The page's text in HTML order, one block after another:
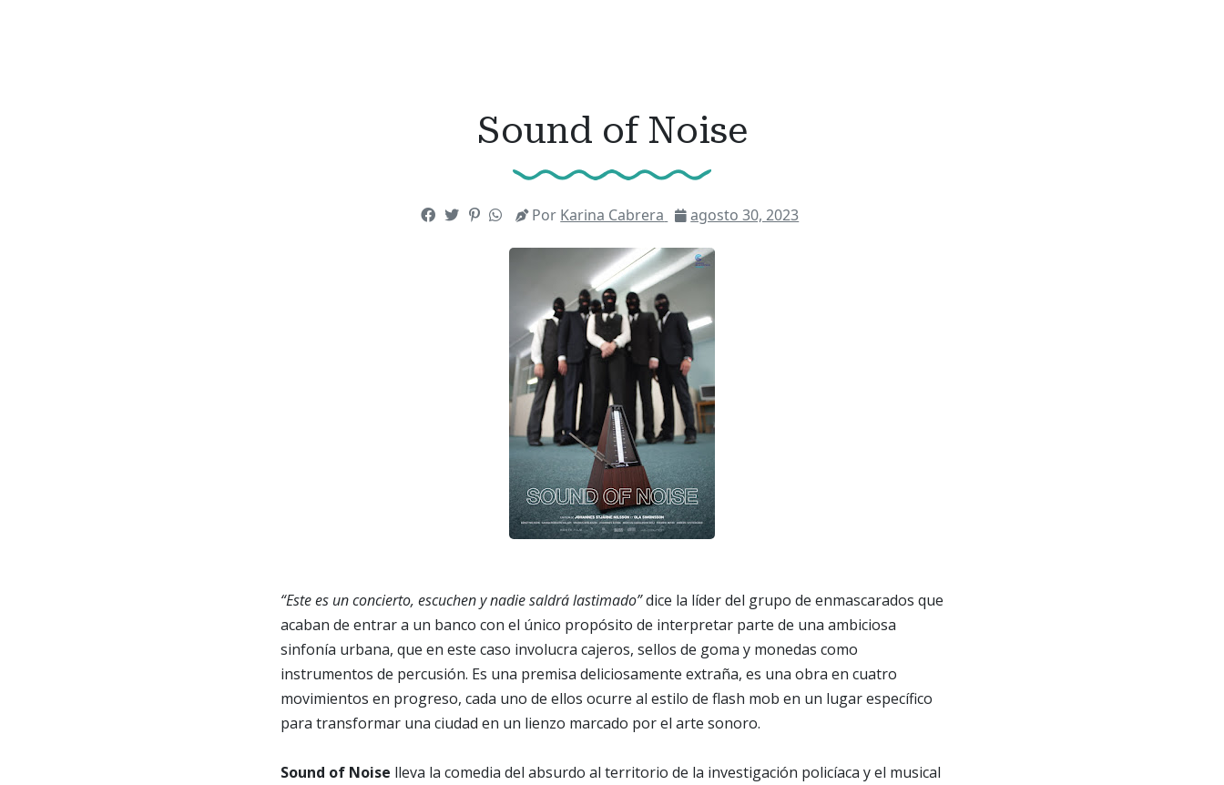
Sound of Noise
Por Karina Cabrera agosto 30, 2023
“Este es un concierto, escuchen y nadie saldrá lastimado”dice la líder del grupo de enmascarados que
acaban de entrar a un banco con el único propósito de interpretar parte de una ambiciosa
sinfonía urbana, que en este caso involucra cajeros, sellos de goma y monedas como
instrumentos de percusión. Es una premisa deliciosamente extraña, es una obra en cuatro
movimientos en progreso, cada uno de ellos ocurre al estilo de flash mob en un lugar específico
para transformar una ciudad en un lienzo marcado por el arte sonoro.
Sound of Noise lleva la comedia del absurdo al territorio de la investigación policíaca y el musical